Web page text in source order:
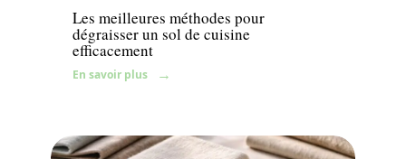
Les meilleures méthodes pour
dégraisser un sol de cuisine
efficacement
En savoir plus